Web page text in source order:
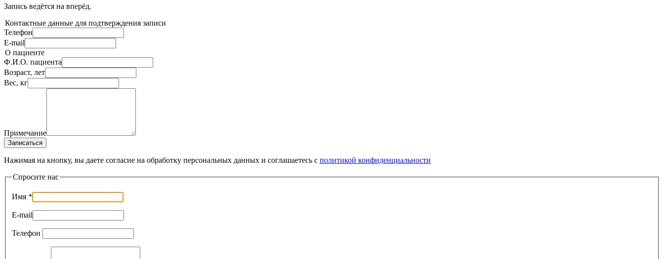
Запись ведётся на вперёд.
Контактные данные для подтверждения записи
Телефон
E-mail
О пациенте
Ф.И.О. пациента
Возраст, лет
Вес, кг
Примечание
Записаться
Нажимая на кнопку, вы даете согласие на обработку персональных данных и соглашаетесь c политикой конфиденциальности
Спросите нас
Имя *
E-mail
Телефон